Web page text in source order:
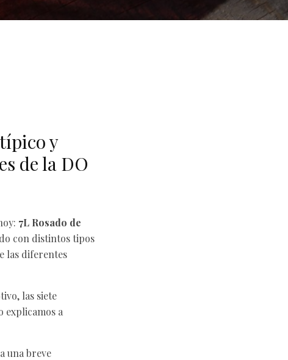
y
de la DO
7L Rosado de
con distintos tipos
las diferentes
las siete
explicamos a
una breve